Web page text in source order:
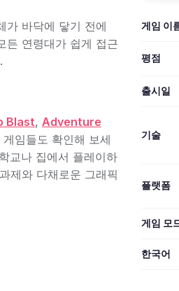
가 바닥에 닿기 전에
든 연령대가 쉽게 접근
Blast, Adventure
임들도 확인해 보세
교나 집에서 플레이하
제와 다채로운 그래픽
게임 이
평점
출시일
기술
플랫폼
게임 모
한국어